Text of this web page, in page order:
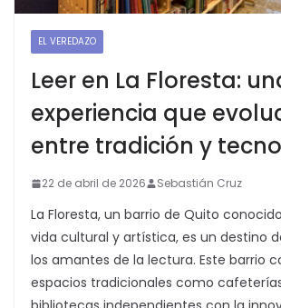
EL VEREDAZO
Leer en La Floresta:
experiencia que
entre tradición y
22 de abril de 2026 Sebastián Cruz
La Floresta, un barrio de Quito
vida cultural y artística, es un destino
los amantes de la lectura. Este barrio
espacios tradicionales como